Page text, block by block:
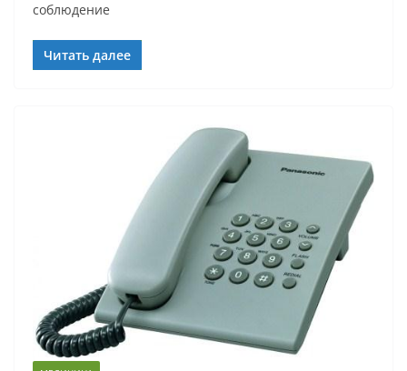
соблюдение
Читать далее